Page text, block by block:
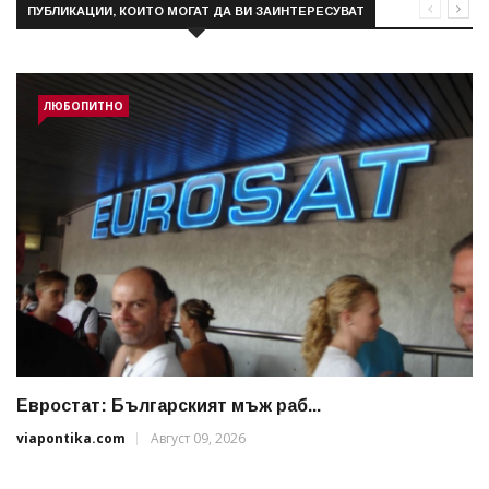
ПУБЛИКАЦИИ, КОИТО МОГАТ ДА ВИ ЗАИНТЕРЕСУВАТ
ЛЮБОПИТНО
Евростат: Българският мъж раб...
viapontika.com
Август 09, 2026